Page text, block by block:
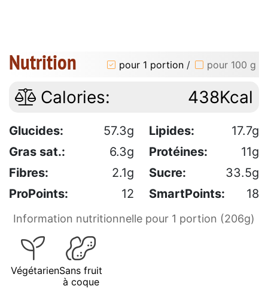
Nutrition pour 1 portion / pour 100 g
Calories: 438Kcal
Glucides: 57.3g Lipides:
17.7g
Gras sat.:
6.3g Protéines:
11g
Fibres:
2.1g Sucre:
33.5g
ProPoints:
12 SmartPoints: 18
Information nutritionnelle pour 1 portion (206g)
VégétarienSans fruit
à coque